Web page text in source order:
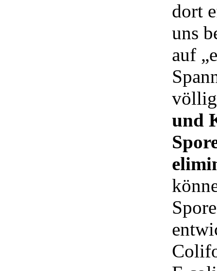
dort
uns
auf
und